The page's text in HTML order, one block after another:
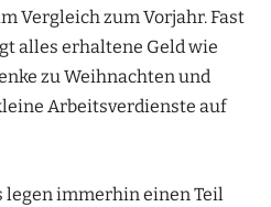
Vergleich zum Vorjahr. Fast
alles erhaltene Geld wie
zu Weihnachten und
Arbeitsverdienste auf
legen immerhin einen Teil